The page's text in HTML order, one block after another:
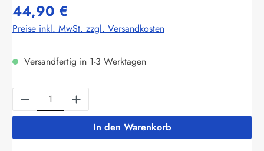
44,90 €
Preise inkl. MwSt. zzgl. Versandkosten
Versandfertig in 1-3 Werktagen
Produkt Anzahl: Gib den gewünschten
In den Warenkorb